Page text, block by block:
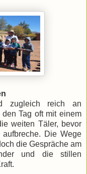
zugleich reich an
Tag oft mit einem
weiten Täler, bevor
Die Wege
die Gespräche am
und die stillen